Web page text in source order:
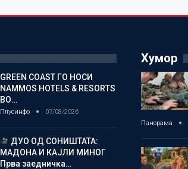
GREEN COAST ГО НОСИ
NAMMOS HOTELS & RESORTS
ВО…
Плусинфо 07/08/2026
ДУО ОД СОНИШТАТА:
МАДОНА И КАЈЛИ МИНОГ
Прва заедничка…
Хумор
Панорама